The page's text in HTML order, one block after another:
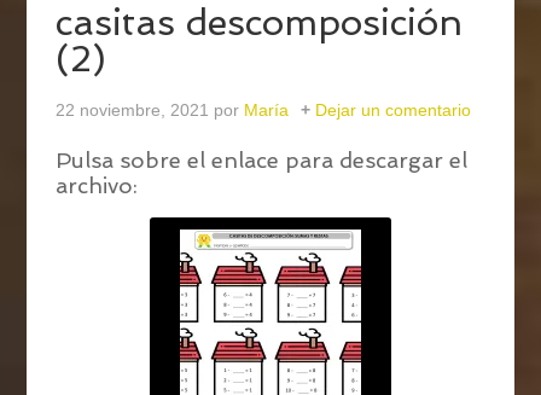
casitas descomposición
(2)
22 noviembre, 2021 por María Dejar un comentario
Pulsa sobre el enlace para descargar el
archivo: